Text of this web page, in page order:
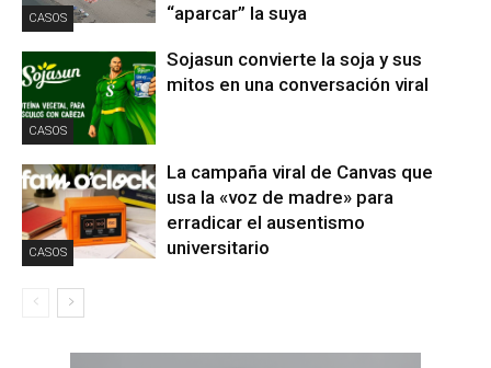
CASOS
“aparcar” la suya
CASOS
Sojasun convierte la soja y sus
mitos en una conversación viral
CASOS
La campaña viral de Canvas que
usa la «voz de madre» para
erradicar el ausentismo
universitario